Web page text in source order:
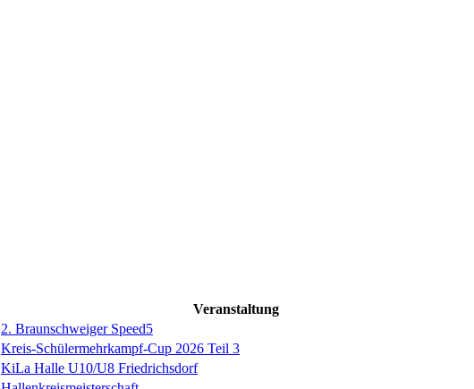
Veranstaltung
2. Braunschweiger Speed5
Kreis-Schülermehrkampf-Cup 2026 Teil 3
KiLa Halle U10/U8 Friedrichsdorf